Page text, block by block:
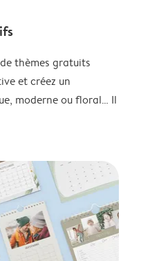
thèmes gratuits
et créez un
moderne ou floral… Il